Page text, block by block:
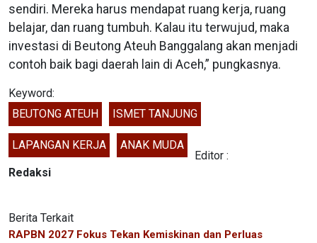
sendiri. Mereka harus mendapat ruang kerja, ruang
belajar, dan ruang tumbuh. Kalau itu terwujud, maka
investasi di Beutong Ateuh Banggalang akan menjadi
contoh baik bagi daerah lain di Aceh,” pungkasnya.
Keyword:
BEUTONG ATEUH
ISMET TANJUNG
LAPANGAN KERJA ANAK MUDA
Editor :
Redaksi
Berita Terkait
RAPBN 2027 Fokus Tekan Kemiskinan dan Perluas